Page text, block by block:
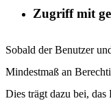
Zugriff mit
Sobald der Benutzer
Mindestmaß an
Dies trägt dazu bei,